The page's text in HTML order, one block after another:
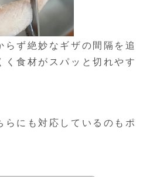
らず絶妙なギザの間隔を追
く食材がスパッと切れやす
らにも対応しているのもポ